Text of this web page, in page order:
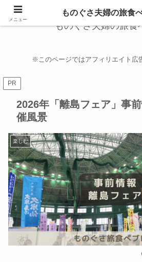
ものぐさ夫婦の旅食
※このページではアフィリエイト広
PR
2026年「離島フェア」事
催風景
楽しむ
メニュー
ものぐさ夫婦の旅食